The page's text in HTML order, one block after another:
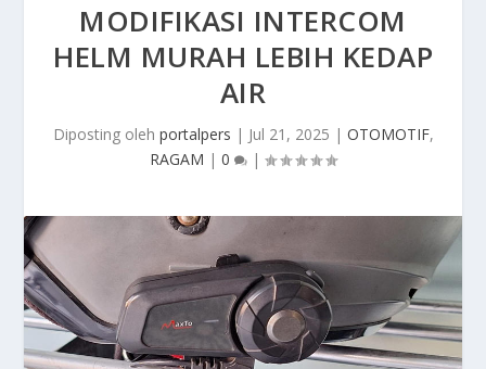
MODIFIKASI INTERCOM
HELM MURAH LEBIH KEDAP
AIR
Diposting oleh portalpers | Jul 21, 2025 | OTOMOTIF,
RAGAM | 0 |